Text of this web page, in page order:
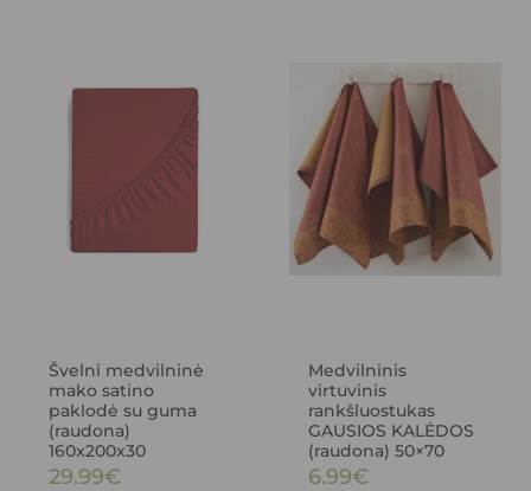
Švelni medvilninė
mako satino
paklodė su guma
(raudona)
160x200x30
29.99€
Medvilninis
virtuvinis
rankšluostukas
GAUSIOS KALĖDOS
(raudona) 50×70
6.99€